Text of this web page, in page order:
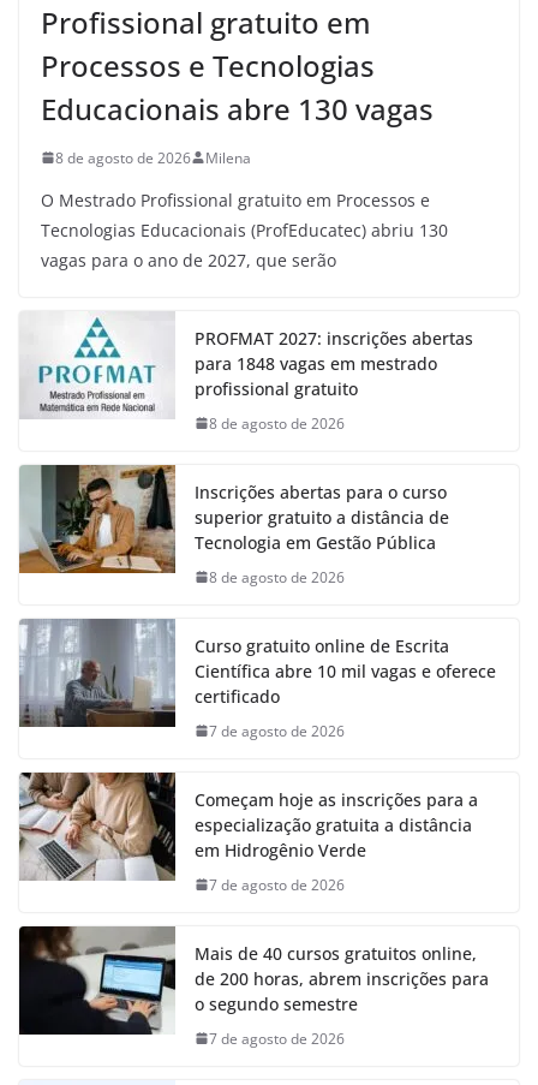
Profissional gratuito em
Processos e Tecnologias
Educacionais abre 130 vagas
8 de agosto de 2026 Milena
O Mestrado Profissional gratuito em Processos e
Tecnologias Educacionais (ProfEducatec) abriu 130
vagas para o ano de 2027, que serão
PROFMAT 2027: inscrições abertas
para 1848 vagas em mestrado
profissional gratuito
8 de agosto de 2026
Inscrições abertas para o curso
superior gratuito a distância de
Tecnologia em Gestão Pública
8 de agosto de 2026
Curso gratuito online de Escrita
Científica abre 10 mil vagas e oferece
certificado
7 de agosto de 2026
Começam hoje as inscrições para a
especialização gratuita a distância
em Hidrogênio Verde
7 de agosto de 2026
Mais de 40 cursos gratuitos online,
de 200 horas, abrem inscrições para
o segundo semestre
7 de agosto de 2026